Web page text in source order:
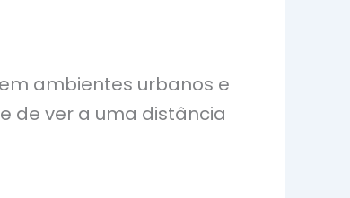
ambientes urbanos e
de ver a uma distância